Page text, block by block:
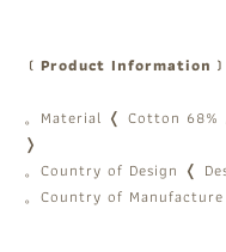
﹝Product Information﹞
。Material ❬ Cotton
❭
。Country of Design ❬
。Country of